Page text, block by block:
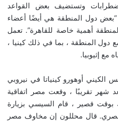
وتستضيف بعض القواعد
“بعض دول المنطقة هي أيضًا أعضاء
أهمية خاصة للقاهرة”. تعمل
دول المنطقة ، بما في ذلك كينيا ،
مع إثيوبيا.
الكيني أوهورو كينياتا في نيروبي
تقريبًا ، وقعت مصر اتفاقية
بوقت قصير ، قام السيسي بزيارة
قال محللون إن مخاوف مصر